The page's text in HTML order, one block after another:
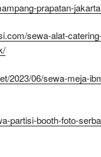
prapatan-
sewa-alat-
2023/06/sewa-meja-
partisi-booth-foto-